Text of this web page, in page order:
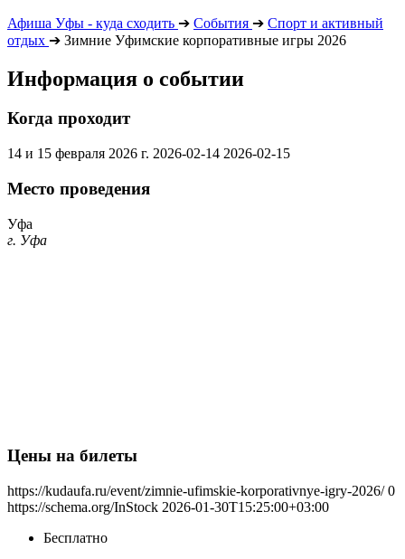
Афиша Уфы - куда сходить ➔ События ➔ Спорт и активный
отдых ➔ Зимние Уфимские корпоративные игры 2026
Информация о событии
Когда проходит
14 и 15 февраля 2026 г. 2026-02-14 2026-02-15
Место проведения
Уфа
г. Уфа
Цены на билеты
https://kudaufa.ru/event/zimnie-ufimskie-korporativnye-igry-2026/ 0
https://schema.org/InStock 2026-01-30T15:25:00+03:00
Бесплатно